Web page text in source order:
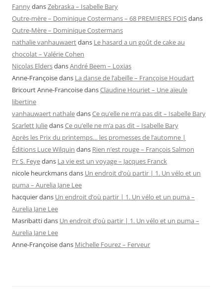
FannydansZebraska – Isabelle Bary
Outre-mère – Dominique Costermans – 68 PREMIERES FOISdans
Outre-Mère – Dominique Costermans
nathalie vanhauwaertdans Le hasard a un goût de cake au
chocolat – Valérie Cohen
Nicolas EldersdansAndré Beem – Loxias
Anne-Françoisedans La danse de l’abeille – Françoise Houdart
Bricourt Anne-FrancoisedansClaudine Houriet – Une aïeule
libertine
vanhauwaert nathaledansCe qu’elle ne m’a pas dit – Isabelle Bary
Scarlett JuliedansCe qu’elle ne m’a pas dit – Isabelle Bary
Après les Prix du printemps… les promesses de l’automne |
Éditions Luce Wilquin dans Rien n’est rouge – François Salmon
Pr S. Feyedans La vie est un voyage – Jacques Franck
nicole heurckmansdans Un endroit d’où partir | 1. Un vélo et un
puma – Aurelia Jane Lee
hacquierdans Un endroit d’où partir | 1. Un vélo et un puma –
Aurelia Jane Lee
Masribattidans Un endroit d’où partir | 1. Un vélo et un puma –
Aurelia Jane Lee
Anne-Françoisedans Michelle Fourez – Ferveur